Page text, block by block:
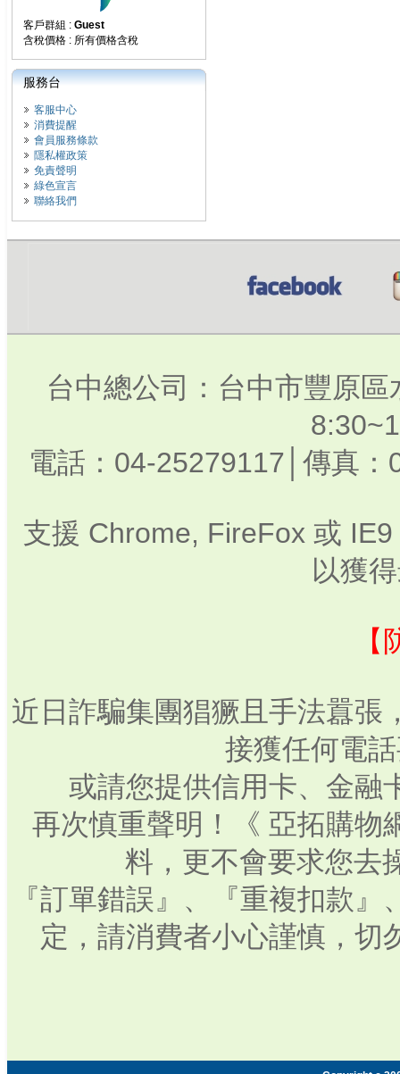
客戶群組 : Guest
含稅價格 : 所有價格含稅
服務台
客服中心
消費提醒
會員服務條款
隱私權政策
免責聲明
綠色宣言
聯絡我們
台中總公司：台中市豐原
電話：04-25279117│傳真
支援 Chrome, FireFox 或
以獲
近日詐騙集團猖獗且手法囂張
接獲任何電
或請您提供信用卡、金融
再次慎重聲明！《 亞拓購物
料，更不會要求您去
『訂單錯誤』、『重複扣款
定，請消費者小心謹慎，切